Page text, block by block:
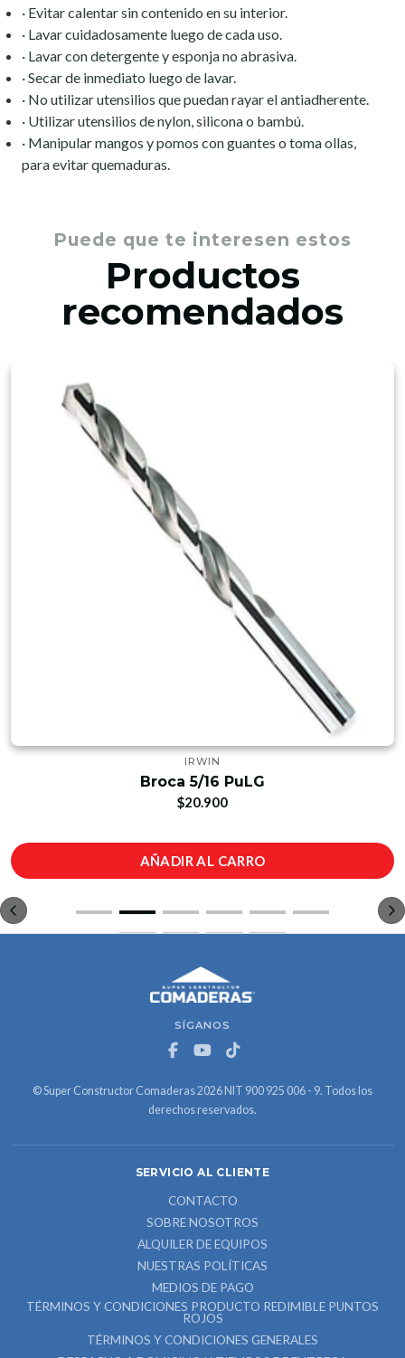
· Evitar calentar sin contenido en su interior.
· Lavar cuidadosamente luego de cada uso.
· Lavar con detergente y esponja no abrasiva.
· Secar de inmediato luego de lavar.
· No utilizar utensilios que puedan rayar el antiadherente.
· Utilizar utensilios de nylon, silicona o bambú.
· Manipular mangos y pomos con guantes o toma ollas,
para evitar quemaduras.
Puede que te interesen estos
Productos
recomendados
IRWIN
Broca 5/16 PuLG
$20.900
AÑADIR AL CARRO
SÍGANOS
© Super Constructor Comaderas 2026 NIT 900 925 006 - 9. Todos los
derechos reservados.
SERVICIO AL CLIENTE
CONTACTO
SOBRE NOSOTROS
ALQUILER DE EQUIPOS
NUESTRAS POLÍTICAS
MEDIOS DE PAGO
TÉRMINOS Y CONDICIONES PRODUCTO REDIMIBLE PUNTOS
ROJOS
TÉRMINOS Y CONDICIONES GENERALES